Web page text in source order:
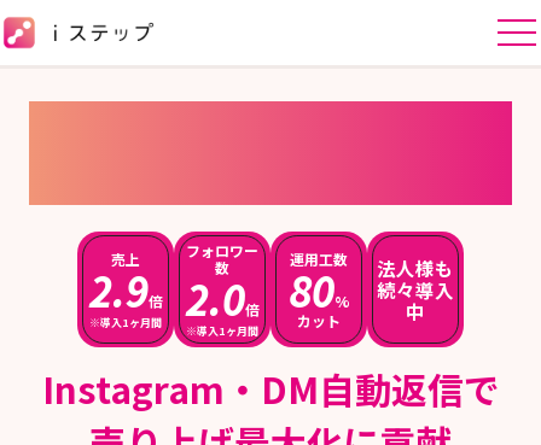
売上
2.9倍
※導入1ヶ月間
フォロワー
数
2.0倍
※導入1ヶ月間
運用工数
80%
カット
法人様も
続々導入
中
Instagram・DM自動返信で